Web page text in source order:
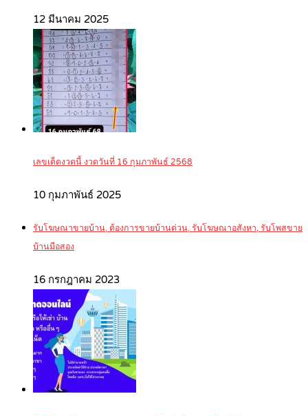
12 มีนาคม 2025
เลขเด็ดงวดนี้ งวดวันที่ 16 กุมภาพันธ์ 2568
10 กุมภาพันธ์ 2025
รับโฆษณาขายบ้าน, ต้องการขายบ้านด่วน, รับโฆษณาอสังหา, รับโพสขาย
บ้านมือสอง
16 กรกฎาคม 2023